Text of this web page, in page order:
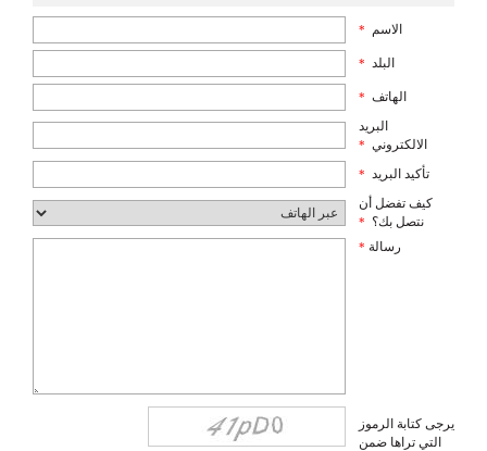
الاسم *
البلد *
الهاتف *
البريد
الالكتروني *
تأكيد البريد *
كيف تفضل أن
نتصل بك؟ *
رسالة *
يرجى كتابة الرموز
التي تراها ضمن